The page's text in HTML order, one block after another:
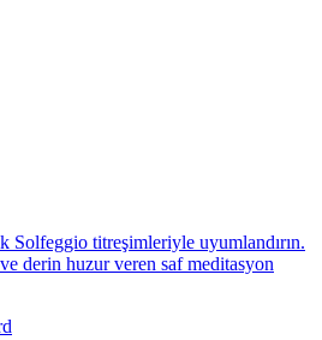
titreşimleriyle uyumlandırın.
derin huzur veren saf meditasyon